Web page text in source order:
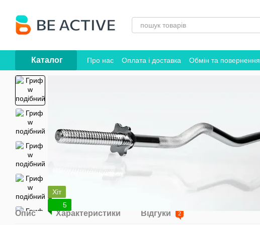
Каталог Про нас Оплата і доставка Обмін та повернення
Хіт
5
Опис Характеристики Відгуки 2